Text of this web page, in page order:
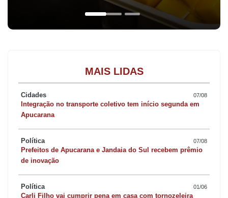
tarefa composta pela secretaria de Meio Ambiente, Secretaria de
Serviços Públicos, secretaria de Segurança Pública, Trânsito,
nossa gestão, foi estabelecido esse trabalho integrado
envolvendo várias equipes - e a partir do cruzamento de
informações, elas vão agir de forma imediata para cuidar da
nossa cidade e das pessoas diante de situações emergenciais
A resposta rápida da força tarefa já foi observada pela população
na manhã desta sexta-feira (17). A chuva forte registrada na
noite anterior derrubou uma árvore na Rua Pio XII, na Barra
MAIS LIDAS
Cidades 07/08
Integração no transporte coletivo tem início segunda em
Apucarana
Política 07/08
Prefeitos de Apucarana e Jandaia do Sul recebem prêmio
de inovação
Política 01/06
Carli Filho vai cumprir pena em casa com tornozeleira